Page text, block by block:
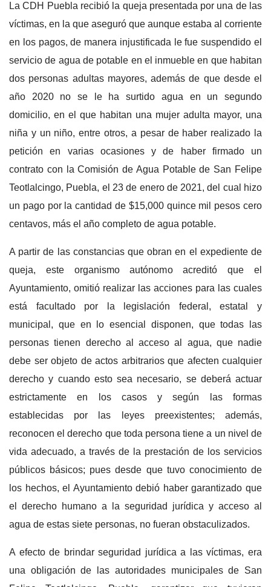
La CDH Puebla recibió la queja presentada por una de las
víctimas, en la que aseguró que aunque estaba al corriente
en los pagos, de manera injustificada le fue suspendido el
servicio de agua de potable en el inmueble en que habitan
dos personas adultas mayores, además de que desde el
año 2020 no se le ha surtido agua en un segundo
domicilio, en el que habitan una mujer adulta mayor, una
niña y un niño, entre otros, a pesar de haber realizado la
petición en varias ocasiones y de haber firmado un
contrato con la Comisión de Agua Potable de San Felipe
Teotlalcingo, Puebla, el 23 de enero de 2021, del cual hizo
un pago por la cantidad de $15,000 quince mil pesos cero
centavos, más el año completo de agua potable.
A partir de las constancias que obran en el expediente de
queja, este organismo autónomo acreditó que el
Ayuntamiento, omitió realizar las acciones para las cuales
está facultado por la legislación federal, estatal y
municipal, que en lo esencial disponen, que todas las
personas tienen derecho al acceso al agua, que nadie
debe ser objeto de actos arbitrarios que afecten cualquier
derecho y cuando esto sea necesario, se deberá actuar
estrictamente en los casos y según las formas
establecidas por las leyes preexistentes; además,
reconocen el derecho que toda persona tiene a un nivel de
vida adecuado, a través de la prestación de los servicios
públicos básicos; pues desde que tuvo conocimiento de
los hechos, el Ayuntamiento debió haber garantizado que
el derecho humano a la seguridad jurídica y acceso al
agua de estas siete personas, no fueran obstaculizados.
A efecto de brindar seguridad jurídica a las víctimas, era
una obligación de las autoridades municipales de San